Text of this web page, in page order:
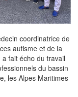
coordinatrice de
autisme et de la
fait écho du travail
du bassin
les Alpes Maritimes